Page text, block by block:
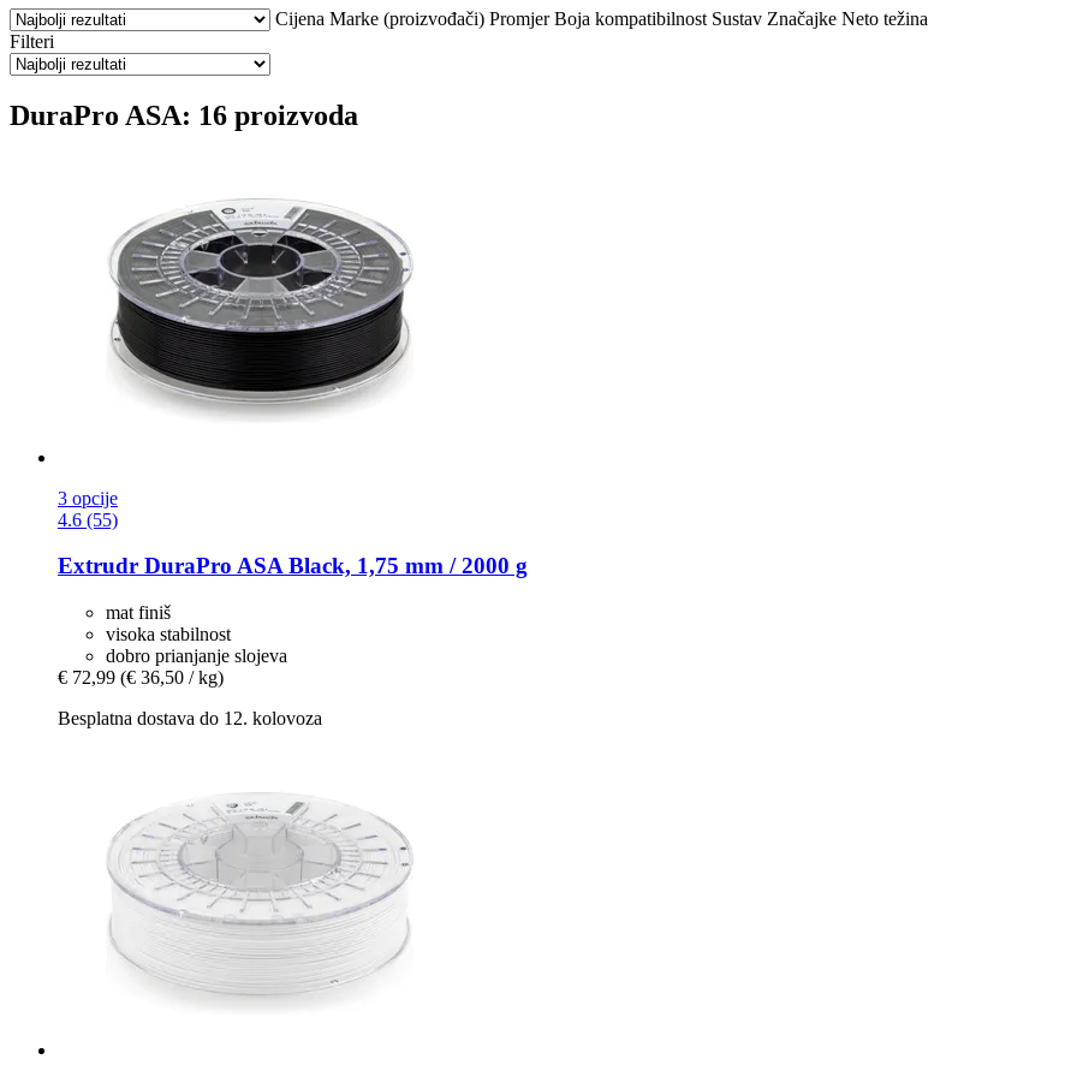
Cijena Marke (proizvođači) Promjer Boja kompatibilnost Sustav Značajke Neto težina
Filteri
DuraPro ASA: 16 proizvoda
3 opcije
4.6 (55)
Extrudr DuraPro ASA Black, 1,75 mm / 2000 g
mat finiš
visoka stabilnost
dobro prianjanje slojeva
€ 72,99 (€ 36,50 / kg)
Besplatna dostava do 12. kolovoza